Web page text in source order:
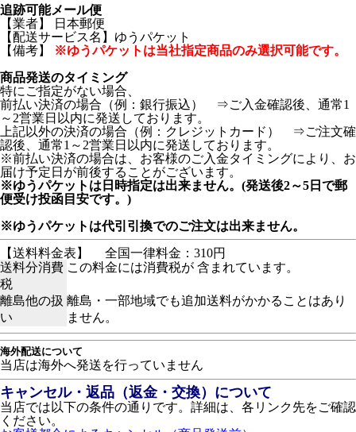
追跡可能メール便
【業者】 日本郵便
【配送サービス名】ゆうパケット
【備考】
※ゆうパケットは当社指定商品のみ選択可能です。
商品発送のタイミング
特にご指定がない場合、
前払い決済の場合（例：銀行振込） ⇒ご入金確認後、通常1
～2営業日以内に発送しております。
上記以外の決済の場合（例：クレジットカード） ⇒ご注文確
認後、通常1～2営業日以内に発送しております。
※前払い決済の場合は、お客様のご入金タイミングにより、お
届け予定日が前後することがございます。
※ゆうパケットは日時指定は出来ません。(発送後2～5日で郵
便受け投函目安です。)
※ゆうパケットは代引引換でのご注文は出来ません。
【送料料金表】
全国一律料金：310円
送料分消費
税
この料金には消費税が 含まれています。
離島他の扱
い
離島・一部地域でも追加送料がかかることはあり
ません。
海外配送について
当店は海外へ発送を行っていません
キャンセル・返品（返金・交換）について
当店では以下の条件の通りです。詳細は、各リンク先をご確認
ください。